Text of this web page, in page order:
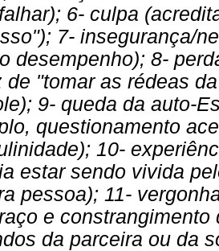
6- culpa
7- insegurança/
desempenho); 8-
de "tomar as rédeas
9- queda da auto-
questionamento
10-
estar sendo vivida
pessoa); 11-
e
da parceira ou da